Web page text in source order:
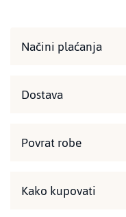
Načini plaćanja
Dostava
Povrat robe
Kako kupovati